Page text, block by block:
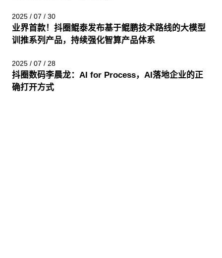
2025 / 07 / 30
业界首款！抖圈鲲泰发布基于鲲鹏技术路线的大模型
训推系列产品，持续强化智算产品体系
2025 / 07 / 28
抖圈数码李晨龙：AI for Process，AI落地企业的正
确打开方式